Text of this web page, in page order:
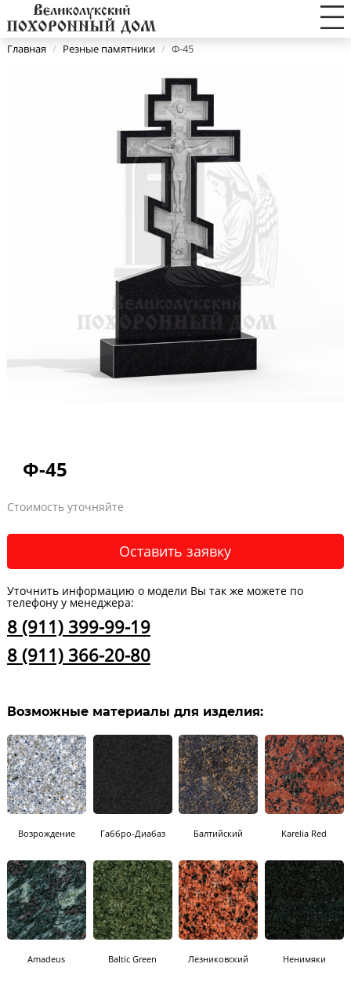
Главная / Резные памятники / Ф-45
Ф-45
Стоимость уточняйте
Оставить заявку
Уточнить информацию о модели Вы так же можете по
телефону у менеджера:
8 (911) 399-99-19
8 (911) 366-20-80
Возможные материалы для изделия:
Возрождение Габбро-Диабаз Балтийский Karelia Red
Amadeus Baltic Green Лезниковский Ненимяки